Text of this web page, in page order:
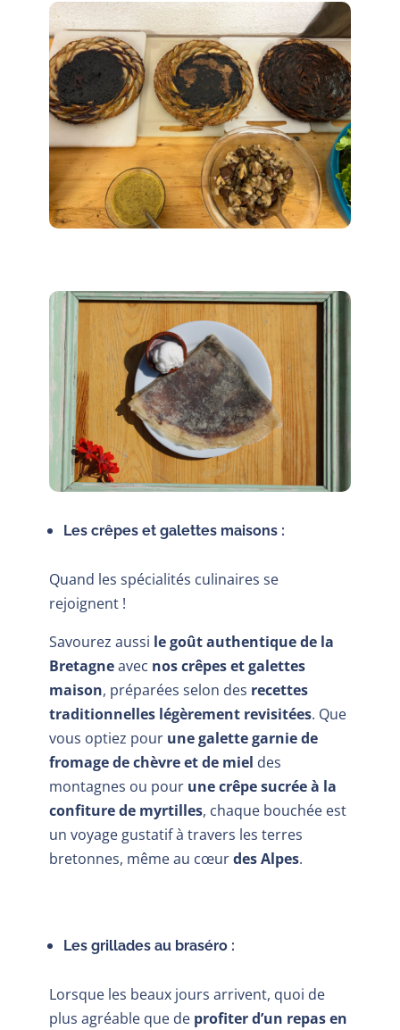
Les crêpes et galettes maisons :
Quand les spécialités culinaires se
rejoignent !
Savourez aussi le goût authentique de la
Bretagneavec nos crêpes et galettes
maison, préparées selon des recettes
traditionnelles légèrement revisitées. Que
vous optiez pour une galette garnie de
fromage de chèvre et de miel des
montagnes ou pour une crêpe sucrée à la
confiture de myrtilles, chaque bouchée est
un voyage gustatif à travers les terres
bretonnes, même au cœurdes Alpes.
Les grillades au braséro :
Lorsque les beaux jours arrivent, quoi de
plus agréable que de profiter d’un repas en